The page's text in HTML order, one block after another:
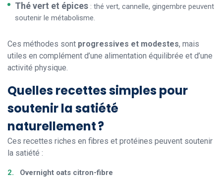
Thé vert et épices : thé vert, cannelle, gingembre peuvent
soutenir le métabolisme.
Ces méthodes sont progressives et modestes, mais
utiles en complément d’une alimentation équilibrée et d’une
activité physique.
Quelles recettes simples pour
soutenir la satiété
naturellement ?
Ces recettes riches en fibres et protéines peuvent soutenir
la satiété :
Overnight oats citron-fibre